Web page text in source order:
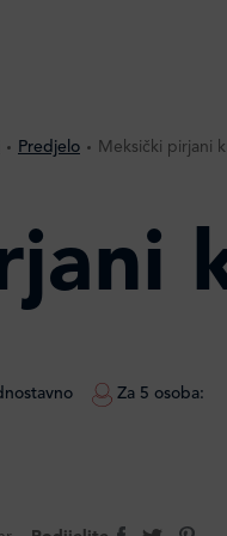
Predjelo Meksički pirjani
Za 5 osoba: